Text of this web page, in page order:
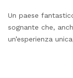
Un paese
sognante che,
un’esperienza